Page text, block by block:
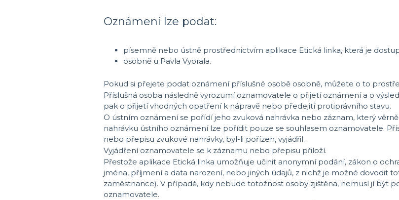
Oznámení lze podat:
písemně nebo ústně prostřednictvím aplikace Etická linka, která je
osobně u Pavla Vyorala.
Pokud si přejete podat oznámení příslušné osobě osobně, můžete o to
Příslušná osoba následně vyrozumí oznamovatele o přijetí oznámení a o
pak o přijetí vhodných opatření k nápravě nebo předejití protiprávního stavu.
O ústním oznámení se pořídí jeho zvuková nahrávka nebo záznam, který
nahrávku ústního oznámení lze pořídit pouze se souhlasem oznamovatele.
nebo přepisu zvukové nahrávky, byl-li pořízen, vyjádřil.
Vyjádření oznamovatele se k záznamu nebo přepisu přiloží.
Přestože aplikace Etická linka umožňuje učinit anonymní podání, zákon o
jména, příjmení a data narození, nebo jiných údajů, z nichž je možné dovodit
zaměstnance). V případě, kdy nebude totožnost osoby zjištěna, nemusí jí být
oznamovatele.